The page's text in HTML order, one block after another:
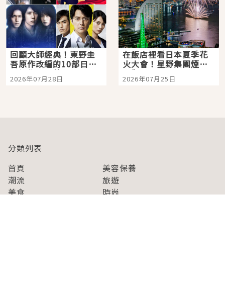
回顧大師經典！東野圭
吾原作改編的10部日本
影視作品推薦
2026年07月28日
在飯店裡看日本夏季花
火大會！星野集團煙火
景觀飯店6選，讓你不用
人擠人悠閒欣賞
2026年07月25日
分類列表
首頁
美容保養
潮流
旅遊
美食
時尚